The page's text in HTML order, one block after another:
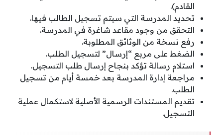
القادم).
تحديد المدرسة التي سيتم تسجيل الطالب فيها.
التحقق من وجود مقاعد شاغرة في المدرسة.
رفع نسخة من الوثائق المطلوبة.
الضغط على مربع “إرسال” لتسجيل الطلب.
استلام رسالة تؤكد بنجاح إرسال طلب التسجيل.
مراجعة إدارة المدرسة بعد خمسة أيام من تسجيل
الطلب.
تقديم المستندات الرسمية الأصلية لاستكمال عملية
التسجيل.